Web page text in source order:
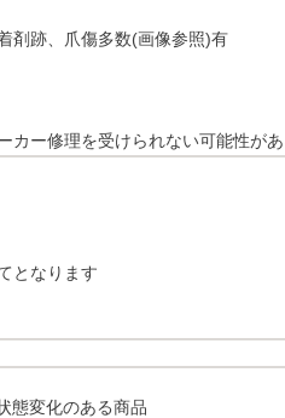
剤跡、爪傷多数(画像参照)有
カー修理を受けられない可能性が
となります
態変化のある商品